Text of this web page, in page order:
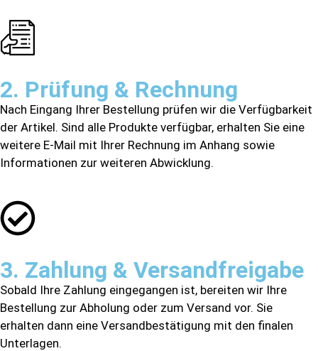
2. Prüfung & Rechnung
Nach Eingang Ihrer Bestellung prüfen wir die Verfügbarkeit
der Artikel. Sind alle Produkte verfügbar, erhalten Sie eine
weitere E-Mail mit Ihrer Rechnung im Anhang sowie
Informationen zur weiteren Abwicklung.
3. Zahlung & Versandfreigabe
Sobald Ihre Zahlung eingegangen ist, bereiten wir Ihre
Bestellung zur Abholung oder zum Versand vor. Sie
erhalten dann eine Versandbestätigung mit den finalen
Unterlagen.